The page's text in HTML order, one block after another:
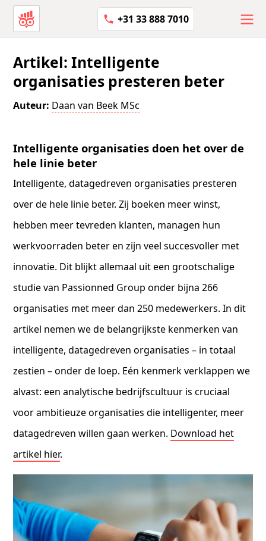
+31 33 888 7010
Artikel: Intelligente
organisaties presteren beter
Auteur: Daan van Beek MSc
Intelligente organisaties doen het over de
hele linie beter
Intelligente, datagedreven organisaties presteren
over de hele linie beter. Zij boeken meer winst,
hebben meer tevreden klanten, managen hun
werkvoorraden beter en zijn veel succesvoller met
innovatie. Dit blijkt allemaal uit een grootschalige
studie van Passionned Group onder bijna 266
organisaties met meer dan 250 medewerkers. In dit
artikel nemen we de belangrijkste kenmerken van
intelligente, datagedreven organisaties – in totaal
zestien – onder de loep. Eén kenmerk verklappen we
alvast: een analytische bedrijfscultuur is cruciaal
voor ambitieuze organisaties die intelligenter, meer
datagedreven willen gaan werken. Download het
artikel hier.